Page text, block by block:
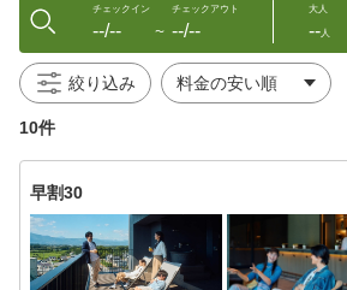
チェックイン
--/-- 〜
チェックアウト
--/--
大人
--人
絞り込み
10件
早割30